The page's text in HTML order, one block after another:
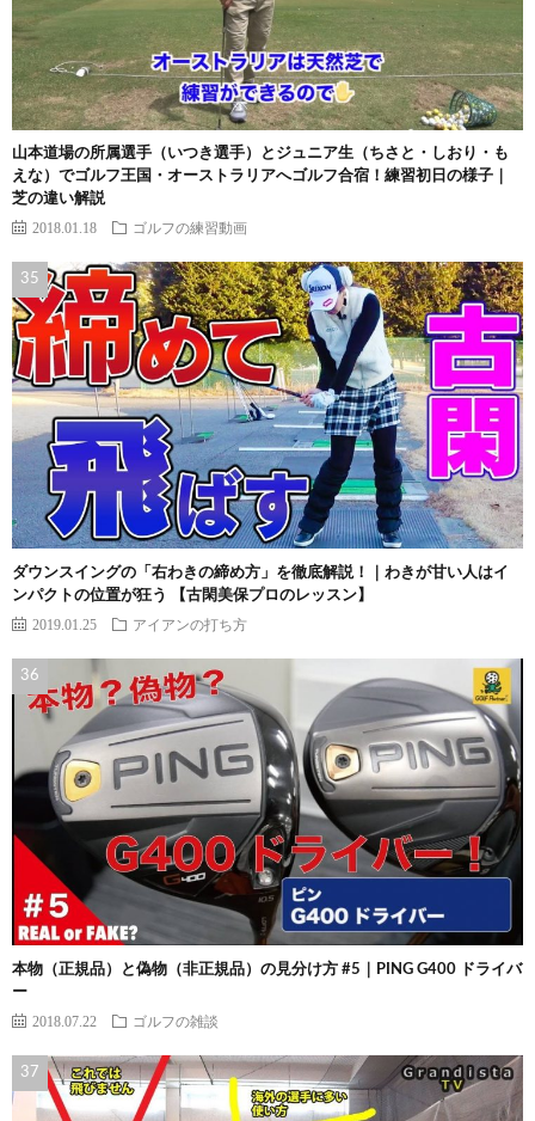
山本道場の所属選手（いつき選手）とジュニア生（ちさと・しおり・も
えな）でゴルフ王国・オーストラリアへゴルフ合宿！練習初日の様子｜
芝の違い解説
2018.01.18 ゴルフの練習動画
ダウンスイングの「右わきの締め方」を徹底解説！｜わきが甘い人はイ
ンパクトの位置が狂う 【古閑美保プロのレッスン】
2019.01.25 アイアンの打ち方
本物（正規品）と偽物（非正規品）の見分け方 #5｜PING G400 ドライバ
ー
2018.07.22 ゴルフの雑談